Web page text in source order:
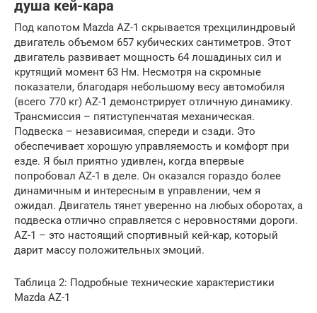
душа кей-кара
Под капотом Mazda AZ-1 скрывается трехцилиндровый
двигатель объемом 657 кубических сантиметров. Этот
двигатель развивает мощность 64 лошадиных сил и
крутящий момент 63 Нм. Несмотря на скромные
показатели, благодаря небольшому весу автомобиля
(всего 770 кг) AZ-1 демонстрирует отличную динамику.
Трансмиссия – пятиступенчатая механическая.
Подвеска – независимая, спереди и сзади. Это
обеспечивает хорошую управляемость и комфорт при
езде. Я был приятно удивлен, когда впервые
попробовал AZ-1 в деле. Он оказался гораздо более
динамичным и интересным в управлении, чем я
ожидал. Двигатель тянет уверенно на любых оборотах, а
подвеска отлично справляется с неровностями дороги.
AZ-1 – это настоящий спортивный кей-кар, который
дарит массу положительных эмоций.
Таблица 2: Подробные технические характеристики
Mazda AZ-1